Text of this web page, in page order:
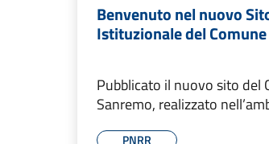
Benvenuto nel nuovo
Istituzionale del
Pubblicato il nuovo sito del
Sanremo, realizzato
PNRR